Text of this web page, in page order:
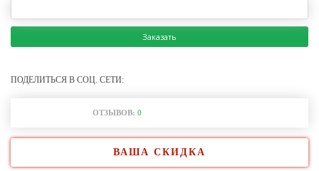
Заказать
ПОДЕЛИТЬСЯ В СОЦ. СЕТИ:
ОТЗЫВОВ: 0
ВАША СКИДКА